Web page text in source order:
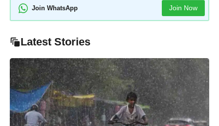
Join WhatsApp Join Now
Latest Stories